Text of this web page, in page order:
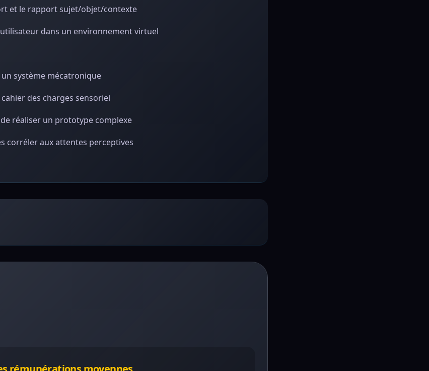
et le rapport sujet/objet/contexte
dans un environnement virtuel
système mécatronique
des charges sensoriel
réaliser un prototype complexe
corréler aux attentes perceptives